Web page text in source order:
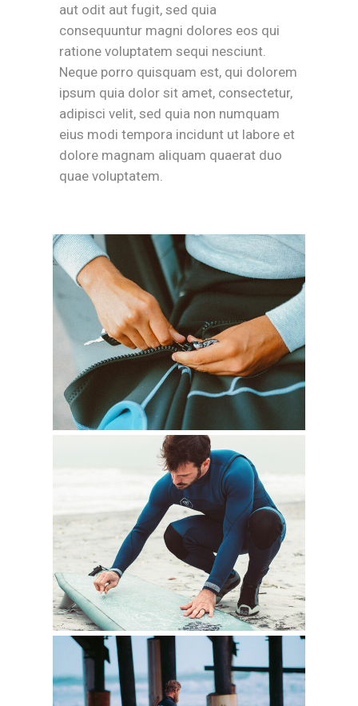
aut odit aut fugit, sed quia
consequuntur magni dolores eos qui
ratione voluptatem sequi nesciunt.
Neque porro quisquam est, qui dolorem
ipsum quia dolor sit amet, consectetur,
adipisci velit, sed quia non numquam
eius modi tempora incidunt ut labore et
dolore magnam aliquam quaerat duo
quae voluptatem.